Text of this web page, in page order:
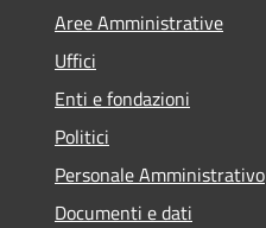
Aree Amministrative
Uffici
Enti e fondazioni
Politici
Personale Amministrativo
Documenti e dati